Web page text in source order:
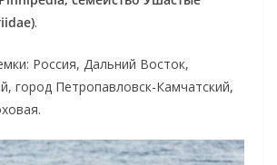
.
Россия, Дальний Восток,
город Петропавловск-Камчатский,